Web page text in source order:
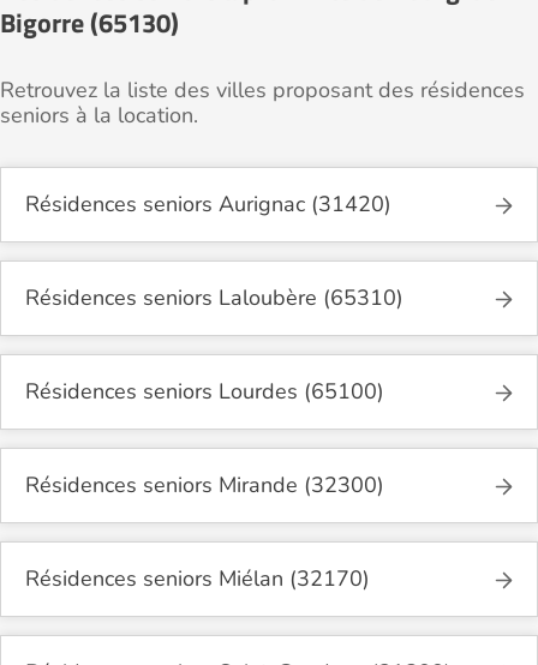
Bigorre (65130)
Retrouvez la liste des villes proposant des résidences
seniors à la location.
Résidences seniors Aurignac (31420)
Résidences seniors Laloubère (65310)
Résidences seniors Lourdes (65100)
Résidences seniors Mirande (32300)
Résidences seniors Miélan (32170)